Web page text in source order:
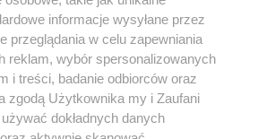
Instagram Youtube
informacje wysyłane przez
przeglądania w celu zapewniania
reklam, wybór spersonalizowanych
i treści, badanie odbiorców oraz
zgodą Użytkownika my i Zaufani
dokładnych danych